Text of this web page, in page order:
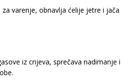
varenje, obnavlja ćelije jetre i jača
iz crijeva, sprečava nadimanje i